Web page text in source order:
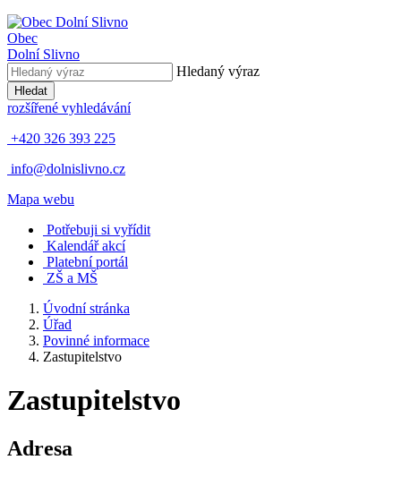
Obec
Dolní Slivno
Hledaný výraz
Hledat
rozšířené vyhledávání
+420 326 393 225
info@dolnislivno.cz
Mapa webu
Potřebuji si vyřídit
Kalendář akcí
Platební portál
ZŠ a MŠ
Úvodní stránka
Úřad
Povinné informace
Zastupitelstvo
Zastupitelstvo
Adresa